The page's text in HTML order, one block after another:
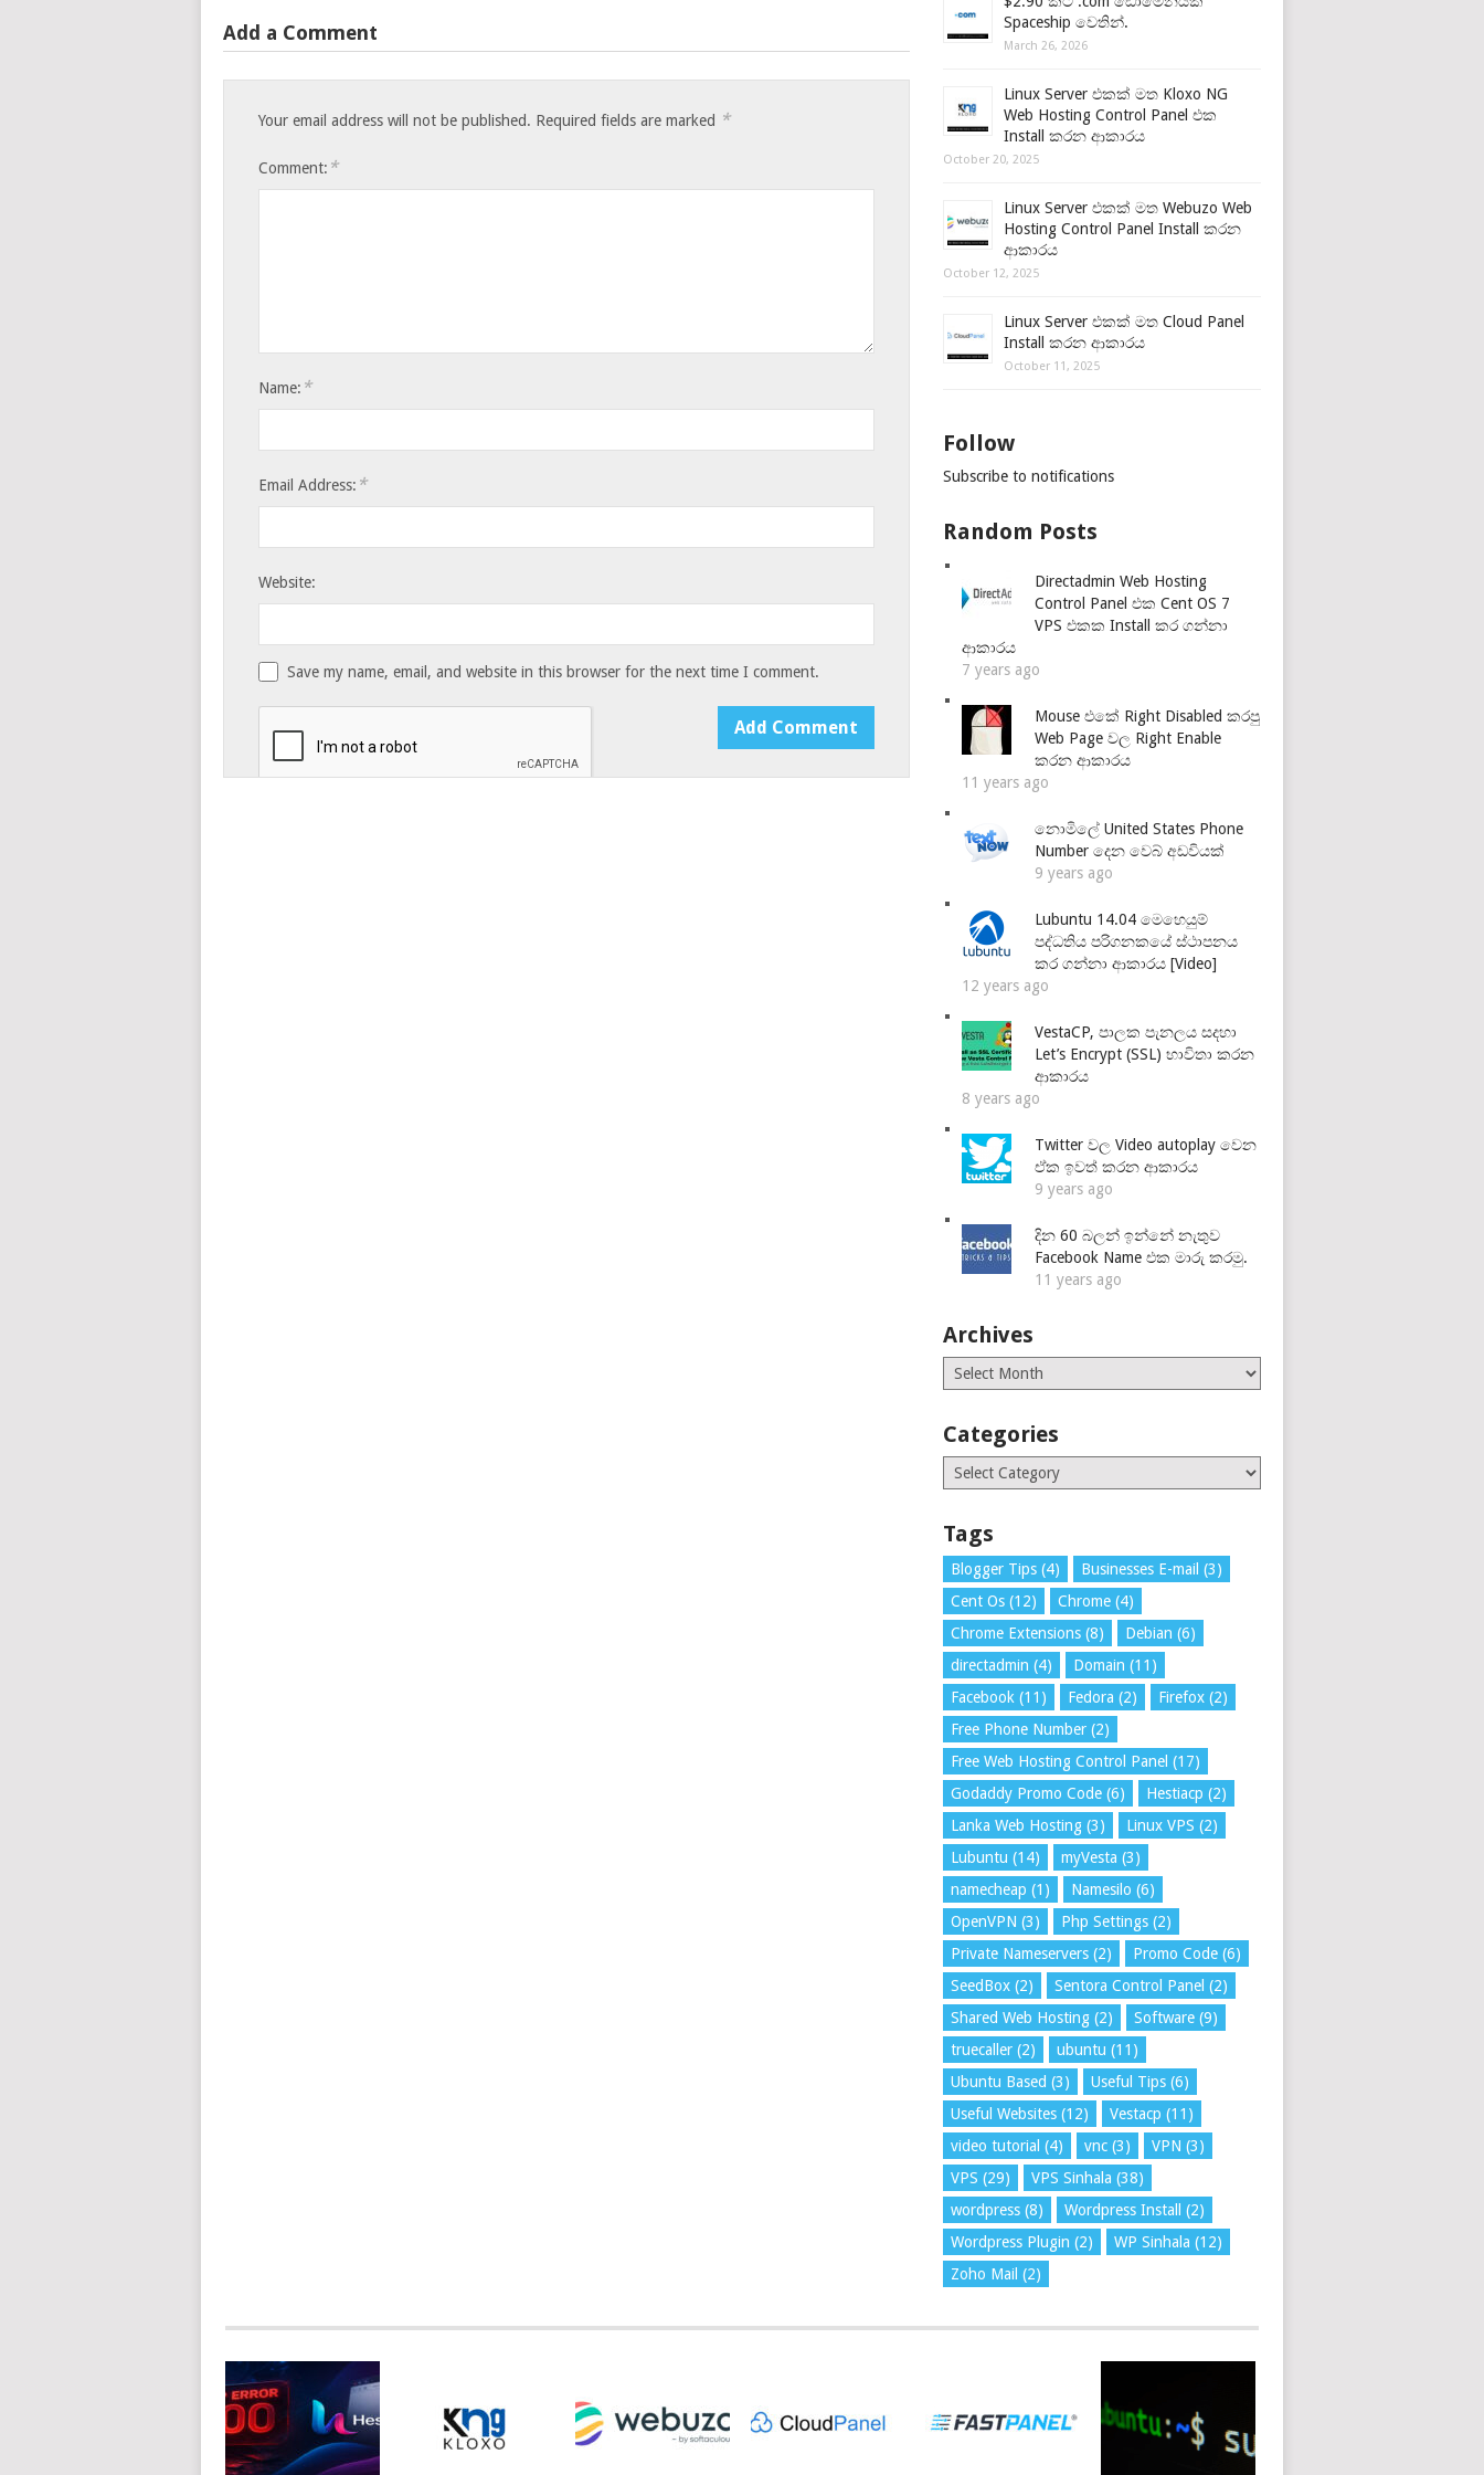
Add a Comment
Your email address will not be published. Required fields are marked *
Comment: *
Name: *
Email Address: *
Website:
Save my name, email, and website in this browser for the next time I comment.
Spaceship වෙතින්.
March 26, 2026
Linux Server එකක් මත Kloxo NG
Web Hosting Control Panel එක
Install කරන ආකාරය
October 20, 2025
Linux Server එකක් මත Webuzo Web
Hosting Control Panel Install කරන
ආකාරය
October 12, 2025
Linux Server එකක් මත Cloud Panel
Install කරන ආකාරය
October 11, 2025
Follow
Subscribe to notifications
Random Posts
Directadmin Web Hosting
Control Panel එක Cent OS 7
VPS එකක Install කර ගන්නා
ආකාරය
7 years ago
Mouse එකේ Right Disabled කරපු
Web Page වල Right Enable
කරන ආකාරය
11 years ago
නොමිලේ United States Phone
Number දෙන වෙබ් අඩවියක්
9 years ago
Lubuntu 14.04 මෙහෙයුම්
පද්ධතිය පරිගනකයේ ස්ථාපනය
කර ගන්නා ආකාරය [Video]
12 years ago
VestaCP, පාලක පැනලය සදහා
Let’s Encrypt (SSL) භාවිතා කරන
ආකාරය
8 years ago
Twitter වල Video autoplay වෙන
ඒක ඉවත් කරන ආකාරය
9 years ago
දින 60 බලන් ඉන්නේ නැතුව
Facebook Name එක මාරු කරමු.
11 years ago
Archives
Archives
Categories
Categories
Tags
Blogger Tips (4) Businesses E-mail (3)
Cent Os (12) Chrome (4)
Chrome Extensions (8) Debian (6)
directadmin (4) Domain (11)
Facebook (11) Fedora (2) Firefox (2)
Free Phone Number (2)
Free Web Hosting Control Panel (17)
Godaddy Promo Code (6) Hestiacp (2)
Lanka Web Hosting (3) Linux VPS (2)
Lubuntu (14) myVesta (3)
namecheap (1) Namesilo (6)
OpenVPN (3) Php Settings (2)
Private Nameservers (2) Promo Code (6)
SeedBox (2) Sentora Control Panel (2)
Shared Web Hosting (2) Software (9)
truecaller (2) ubuntu (11)
Ubuntu Based (3) Useful Tips (6)
Useful Websites (12) Vestacp (11)
video tutorial (4) vnc (3) VPN (3)
VPS (29) VPS Sinhala (38)
wordpress (8) Wordpress Install
(2)
Wordpress Plugin (2) WP Sinhala (12)
Zoho Mail (2)